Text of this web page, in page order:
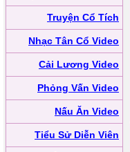
Truyện Cổ Tích
Nhạc Tân Cổ Video
Cải Lương Video
Phỏng Vấn Video
Nấu Ăn Video
Tiểu Sử Diễn Viên